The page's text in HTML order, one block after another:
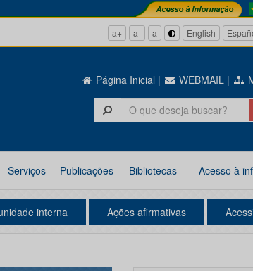
a+ a- a English
Página Inicial | WEBMAIL |
Serviços Publicações Bibliotecas Acesso à
interna Ações afirmativas